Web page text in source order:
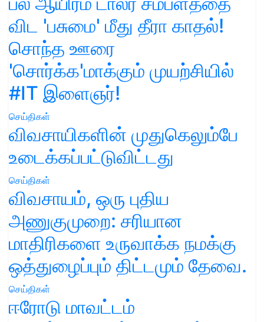
விட 'பசுமை' மீது தீரா காதல்!
சொந்த ஊரை
'சொர்க்க'மாக்கும் முயற்சியில்
#IT இளைஞர்!
செய்திகள்
விவசாயிகளின் முதுகெலும்பே
உடைக்கப்பட்டுவிட்டது
செய்திகள்
விவசாயம், ஒரு புதிய
அணுகுமுறை: சரியான
மாதிரிகளை உருவாக்க நமக்கு
ஒத்துழைப்பும் திட்டமும் தேவை.
செய்திகள்
ஈரோடு மாவட்டம்